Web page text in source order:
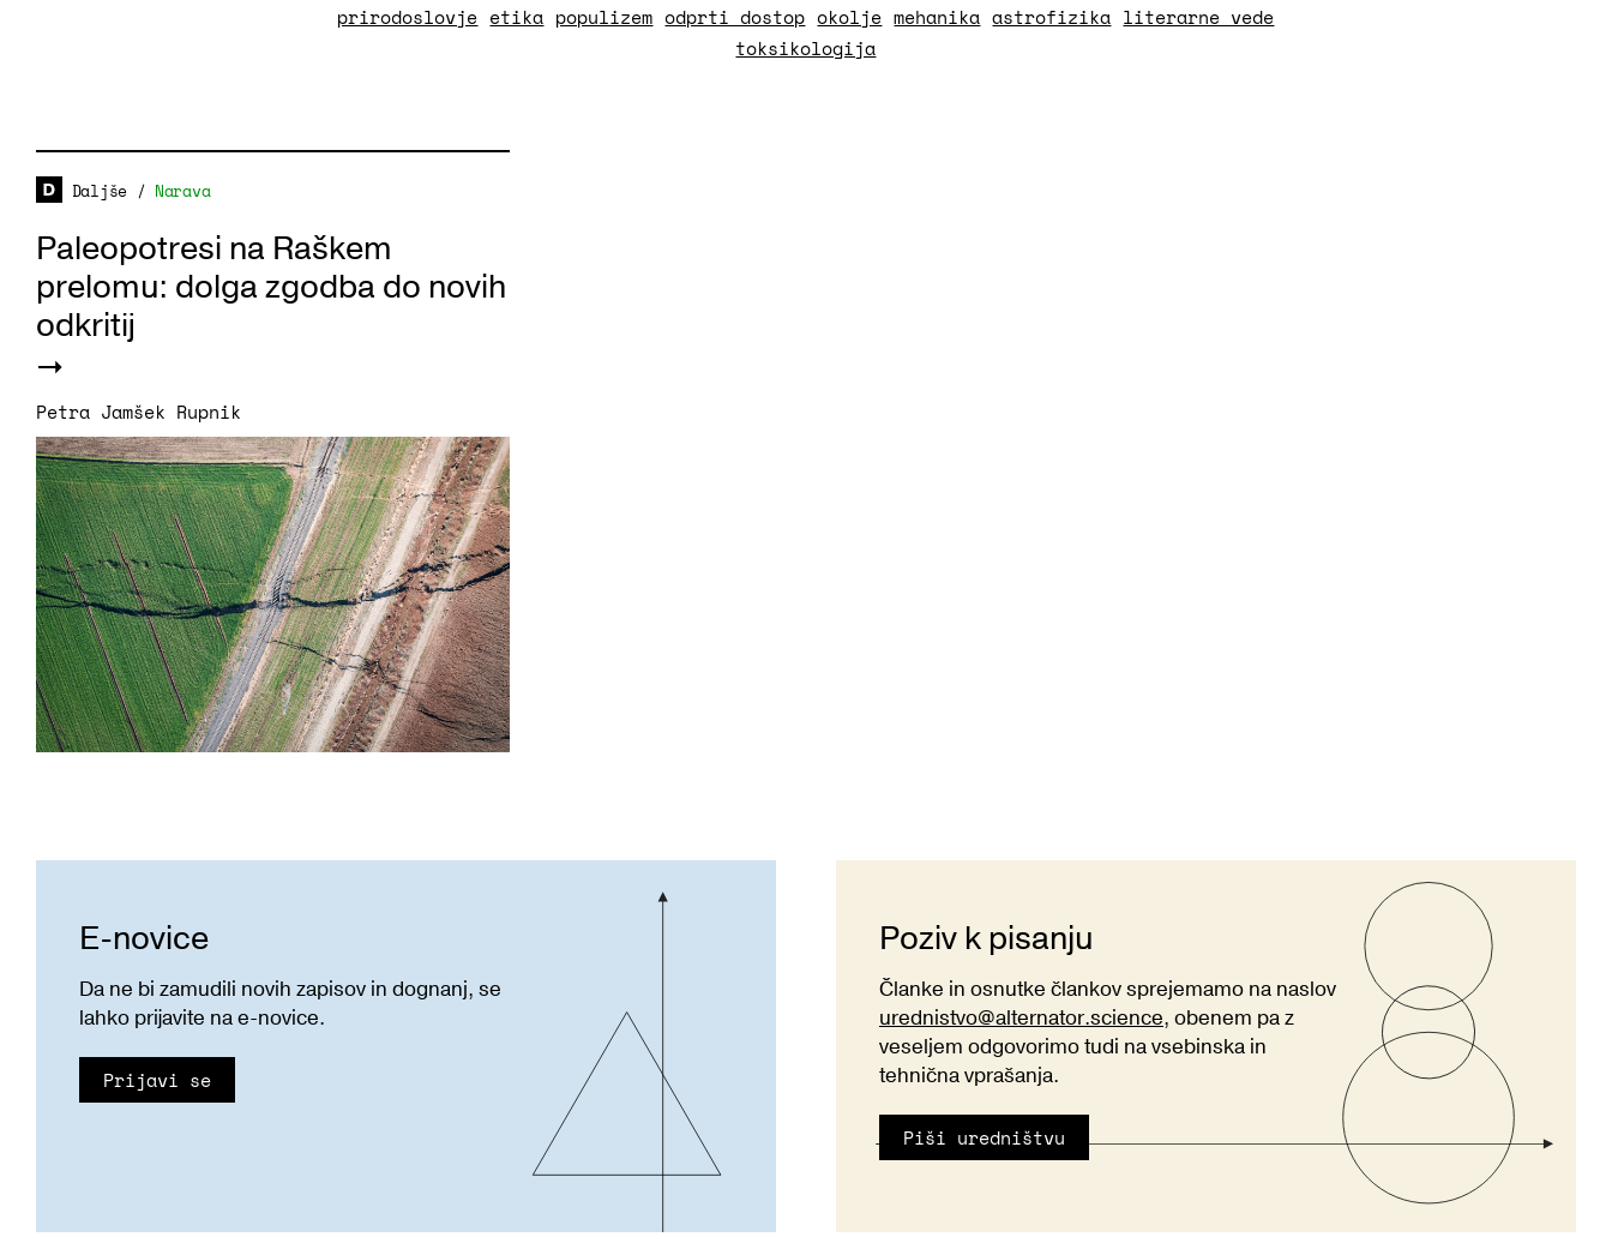
prirodoslovje etika populizem odprti dostop okolje mehanika astrofizika literarne vede
toksikologija
Daljše / Narava
Paleopotresi na Raškem
prelomu: dolga zgodba do novih
odkritij
Petra Jamšek Rupnik
E-novice
Da ne bi zamudili novih zapisov in dognanj, se
lahko prijavite na e-novice.
Prijavi se
Poziv k pisanju
Članke in osnutke člankov sprejemamo na naslov
urednistvo@alternator.science, obenem pa z
veseljem odgovorimo tudi na vsebinska in
tehnična vprašanja.
Piši uredništvu